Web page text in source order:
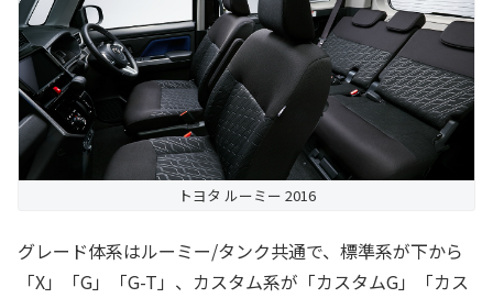
トヨタ ルーミー 2016
グレード体系はルーミー/タンク共通で、標準系が下から
「X」「G」「G-T」、カスタム系が「カスタムG」「カス